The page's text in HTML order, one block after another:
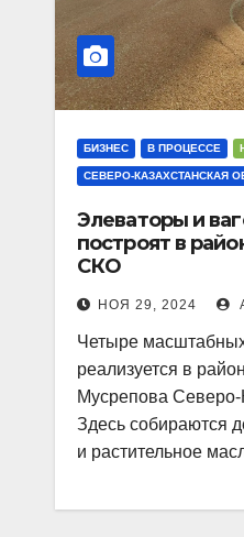
БИЗНЕС В ПРОЦЕССЕ
СЕВЕРО-КАЗАХСТАНСКАЯ
Элеваторы и
построят в
СКО
НОЯ 29, 2024
Четыре
реализуется в
Мусрепова Северо-
Здесь собираются
и растительное